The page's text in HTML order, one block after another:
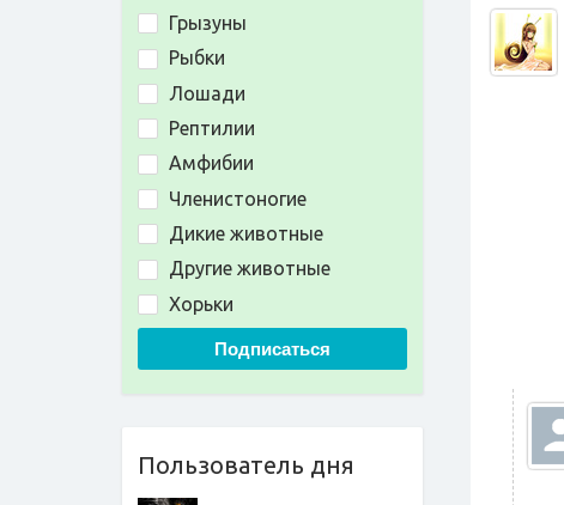
Грызуны
Рыбки
Лошади
Рептилии
Амфибии
Членистоногие
Дикие животные
Другие животные
Хорьки
Подписаться
Пользователь дня